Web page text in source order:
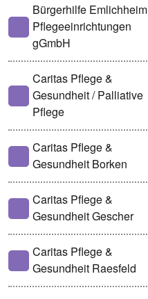
Bürgerhilfe Emlichheim
Pflegeeinrichtungen
gGmbH
Caritas Pflege &
Gesundheit / Palliative
Pflege
Caritas Pflege &
Gesundheit Borken
Caritas Pflege &
Gesundheit Gescher
Caritas Pflege &
Gesundheit Raesfeld